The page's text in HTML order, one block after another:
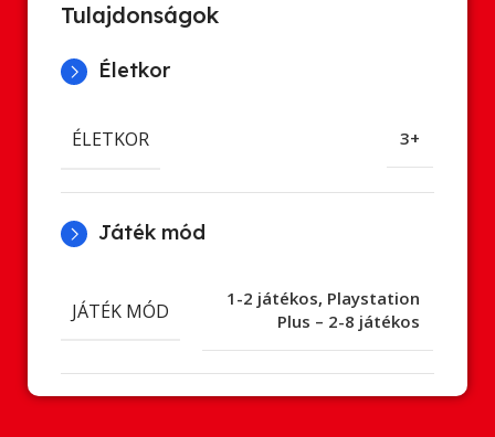
Tulajdonságok
Életkor
ÉLETKOR 3+
Játék mód
JÁTÉK MÓD
1-2 játékos, Playstation
Plus – 2-8 játékos